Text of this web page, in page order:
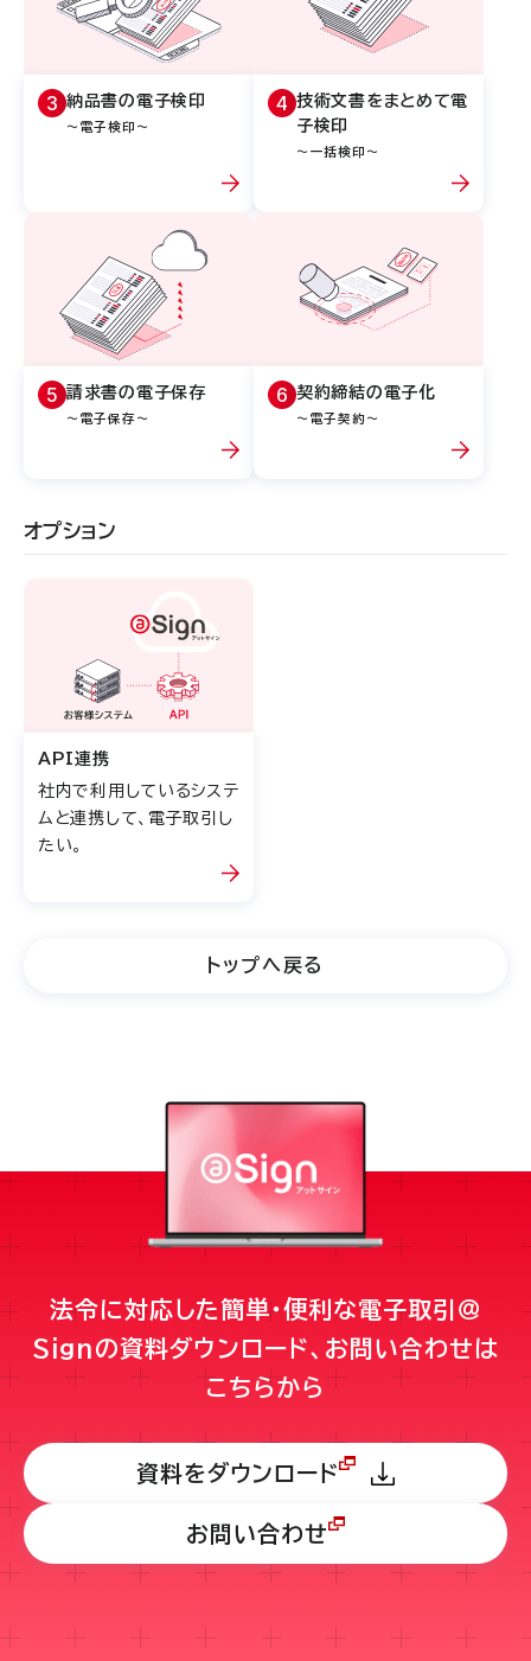
3 納品書の電子検印
～電子検印～
4 技術文書をまとめて電
子検印
～一括検印～
5 請求書の電子保存
～電子保存～
6 契約締結の電子化
～電子契約～
オプション
API連携
社内で利用しているシステ
ムと連携して、電子取引し
たい。
トップへ戻る
法令に対応した簡単・便利な電子取引＠
Signの資料ダウンロード、お問い合わせは
こちらから
資料をダウンロード
お問い合わせ